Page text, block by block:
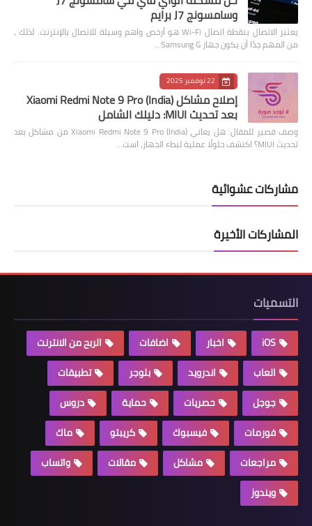
وسامسونج J7 برايم
يعتبر الاتصال بنقطة اتصال Wi-Fi هو أرخص واهم وسيلة للاتصال بالإنترنت. لذلك ،
من المهم جدًا أن يكون جهاز Samsung G…
22 نوفمبر 2025
إصلاح مشاكل Xiaomi Redmi Note 9 Pro (India)
بعد تحديث MIUI: دليلك الشامل
وصف قصير للمقال: هل يعاني Xiaomi Redmi Note 9 Pro (India) من مشاكل بعد
تحديث MIUI؟ اكتشف حلولًا عملية لبطء الجهاز، است…
مشاركات عشوائية
المشاركات الأخيرة
التسميات
iOS اخبار اضافات
الربح من الانترنت
العاب
اندرويد بلوجر
تطبيقات
جوجل
حصريات حماية
دروس
فورمات
فيسبوك كريبتو
ماك
مراجعات
مشاكل مقالات
واتساب
ويندوز